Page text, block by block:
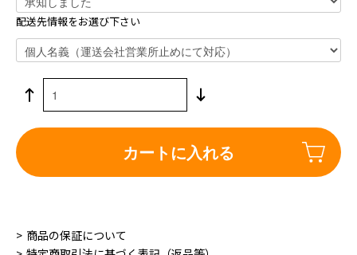
配送先情報をお選び下さい
カートに入れる
商品の保証について